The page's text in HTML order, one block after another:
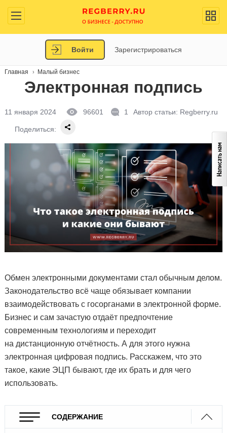
Войти Зарегистрироваться
Главная Малый бизнес
Электронная подпись
11 января 2024 96601 1 Автор статьи: Regberry.ru
Поделиться:
Обмен электронными документами стал обычным делом.
Законодательство всё чаще обязывает компании
взаимодействовать с госорганами в электронной форме.
Бизнес и сам зачастую отдаёт предпочтение
современным технологиям и переходит
на дистанционную отчётность. А для этого нужна
электронная цифровая подпись. Расскажем, что это
такое, какие ЭЦП бывают, где их брать и для чего
использовать.
СОДЕРЖАНИЕ